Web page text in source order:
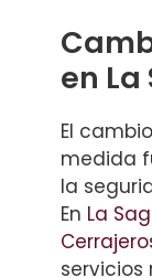
en
El
medida
la
En La
servicios